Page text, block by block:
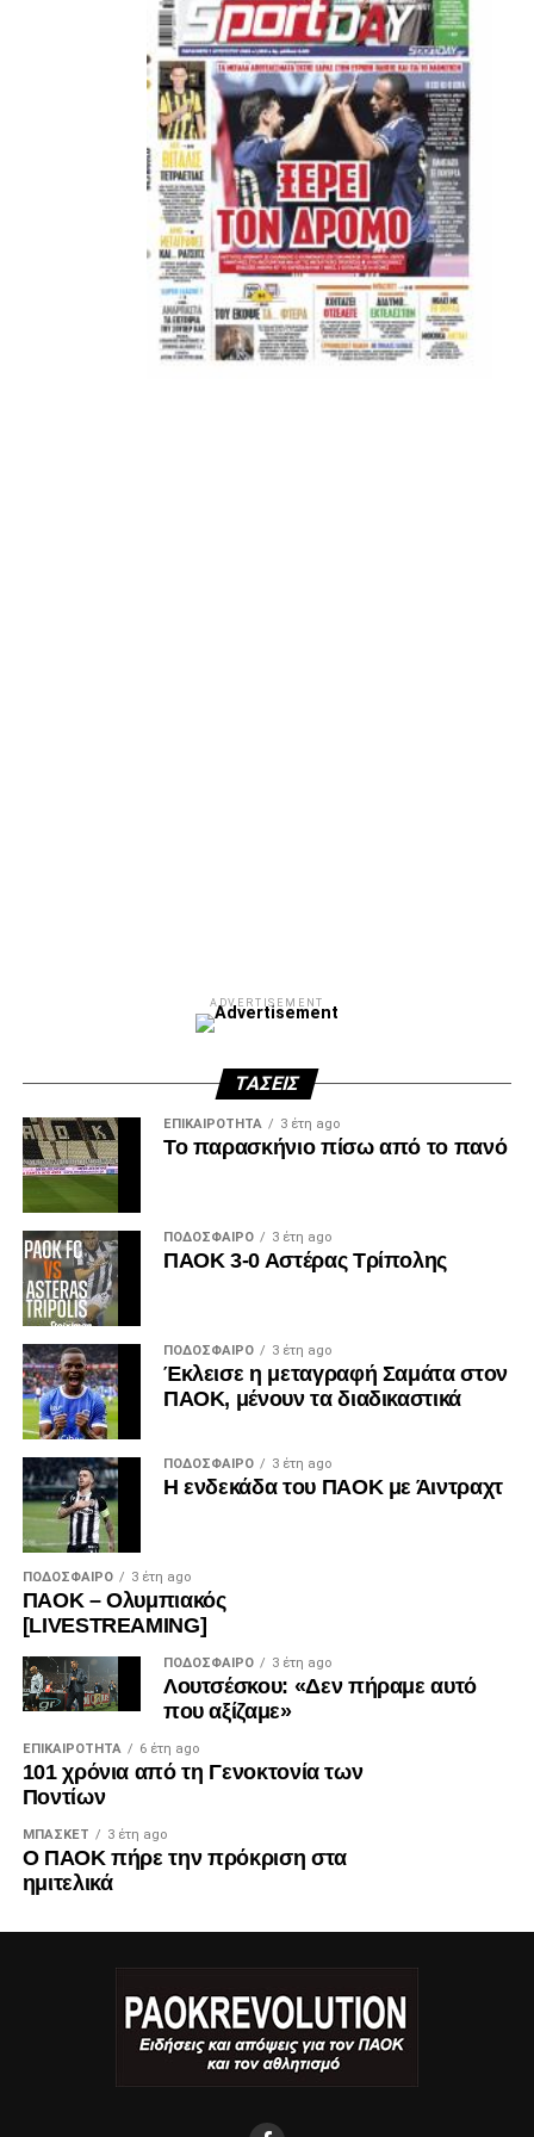
ADVERTISEMENT
ΤΆΣΕΙΣ
ΕΠΙΚΑΙΡΌΤΗΤΑ 3 έτη ago
Το παρασκήνιο πίσω από το πανό
ΠΟΔΌΣΦΑΙΡΟ 3 έτη ago
ΠΑΟΚ 3-0 Αστέρας Τρίπολης
ΠΟΔΌΣΦΑΙΡΟ 3 έτη ago
Έκλεισε η μεταγραφή Σαμάτα στον
ΠΑΟΚ, μένουν τα διαδικαστικά
ΠΟΔΌΣΦΑΙΡΟ 3 έτη ago
Η ενδεκάδα του ΠΑΟΚ με Άιντραχτ
ΠΟΔΌΣΦΑΙΡΟ 3 έτη ago
ΠΑΟΚ – Ολυμπιακός
[LIVESTREAMING]
ΠΟΔΌΣΦΑΙΡΟ 3 έτη ago
Λουτσέσκου: «Δεν πήραμε αυτό
που αξίζαμε»
ΕΠΙΚΑΙΡΌΤΗΤΑ 6 έτη ago
101 χρόνια από τη Γενοκτονία των
Ποντίων
ΜΠΆΣΚΕΤ 3 έτη ago
Ο ΠΑΟΚ πήρε την πρόκριση στα
ημιτελικά